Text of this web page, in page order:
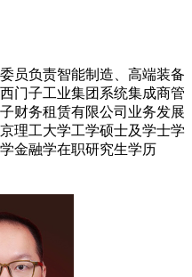
员负责智能制造、高端装备
门子工业集团系统集成商管
财务租赁有限公司业务发展
理工大学工学硕士及学士学
金融学在职研究生学历